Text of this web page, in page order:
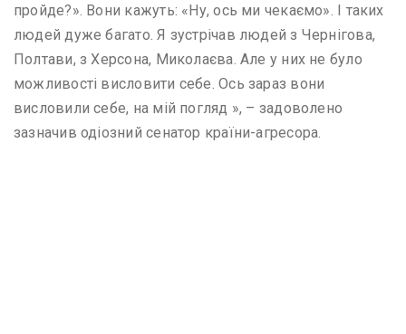
пройде?». Вони кажуть: «Ну, ось ми чекаємо». І таких
людей дуже багато. Я зустрічав людей з Чернігова,
Полтави, з Херсона, Миколаєва. Але у них не було
можливості висловити себе. Ось зараз вони
висловили себе, на мій погляд », – задоволено
зазначив одіозний сенатор країни-агресора.